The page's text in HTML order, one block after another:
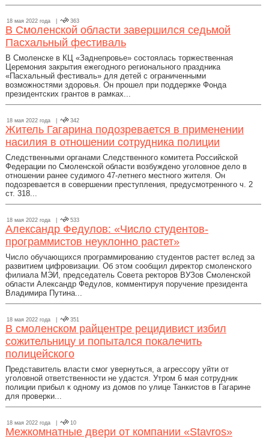
18 мая 2022 года | 363
В Смоленской области завершился седьмой
Пасхальный фестиваль
В Смоленске в КЦ «Заднепровье» состоялась торжественная
Церемония закрытия ежегодного регионального праздника
«Пасхальный фестиваль» для детей с ограниченными
возможностями здоровья. Он прошел при поддержке Фонда
президентских грантов в рамках...
18 мая 2022 года | 342
Житель Гагарина подозревается в применении
насилия в отношении сотрудника полиции
Следственными органами Следственного комитета Российской
Федерации по Смоленской области возбуждено уголовное дело в
отношении ранее судимого 47-летнего местного жителя. Он
подозревается в совершении преступления, предусмотренного ч. 2
ст. 318...
18 мая 2022 года | 533
Александр Федулов: «Число студентов-
программистов неуклонно растет»
Число обучающихся программированию студентов растет вслед за
развитием цифровизации. Об этом сообщил директор смоленского
филиала МЭИ, председатель Совета ректоров ВУЗов Смоленской
области Александр Федулов, комментируя поручение президента
Владимира Путина...
18 мая 2022 года | 351
В смоленском райцентре рецидивист избил
сожительницу и попытался покалечить
полицейского
Представитель власти смог увернуться, а агрессору уйти от
уголовной ответственности не удастся. Утром 6 мая сотрудник
полиции прибыл к одному из домов по улице Танкистов в Гагарине
для проверки...
18 мая 2022 года | 10
Межкомнатные двери от компании «Stavros»